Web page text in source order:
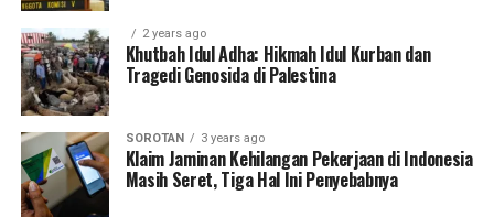
2 years ago
Khutbah Idul Adha: Hikmah Idul Kurban dan
Tragedi Genosida di Palestina
SOROTAN 3 years ago
Klaim Jaminan Kehilangan Pekerjaan di Indonesia
Masih Seret, Tiga Hal Ini Penyebabnya